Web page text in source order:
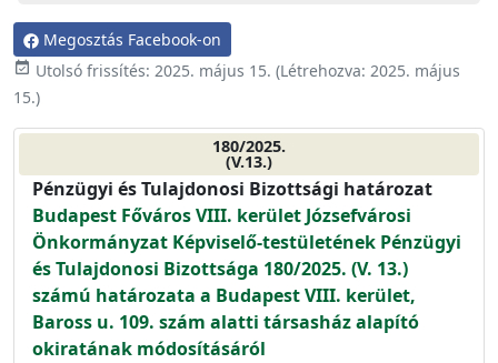
Megosztás Facebook-on
event_available Utolsó frissítés: 2025. május 15. (Létrehozva: 2025. május
15.)
180/2025.
(V.13.)
Pénzügyi és Tulajdonosi Bizottsági határozat
Budapest Főváros VIII. kerület Józsefvárosi
Önkormányzat Képviselő-testületének Pénzügyi
és Tulajdonosi Bizottsága 180/2025. (V. 13.)
számú határozata a Budapest VIII. kerület,
Baross u. 109. szám alatti társasház alapító
okiratának módosításáról